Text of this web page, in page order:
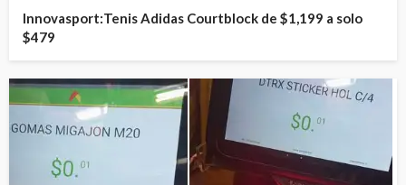
Innovasport:Tenis Adidas Courtblock de $1,199 a solo
$479